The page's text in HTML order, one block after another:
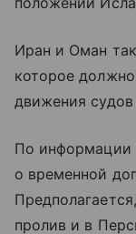
Иран и Оман
которое
движения
По информации
о временной
пролив и в